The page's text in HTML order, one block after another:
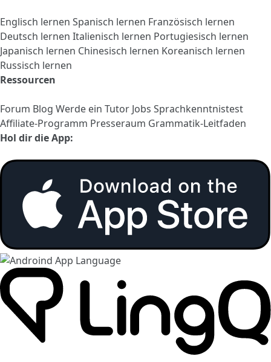
Englisch lernen Spanisch lernen Französisch lernen
Deutsch lernen Italienisch lernen Portugiesisch lernen
Japanisch lernen Chinesisch lernen Koreanisch lernen
Russisch lernen
Ressourcen
Forum Blog Werde ein Tutor Jobs Sprachkenntnistest
Affiliate-Programm Presseraum Grammatik-Leitfaden
Hol dir die App: